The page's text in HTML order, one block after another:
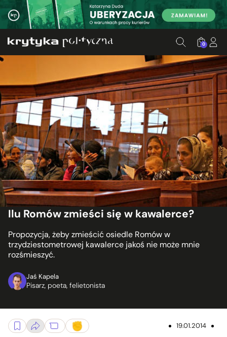
0
Ilu Romów zmieści się w kawalerce?
Propozycja, żeby zmieścić osiedle Romów w
trzydziestometrowej kawalerce jakoś nie może mnie
rozśmieszyć.
Jaś Kapela
Pisarz, poeta, felietonista
19.01.2014